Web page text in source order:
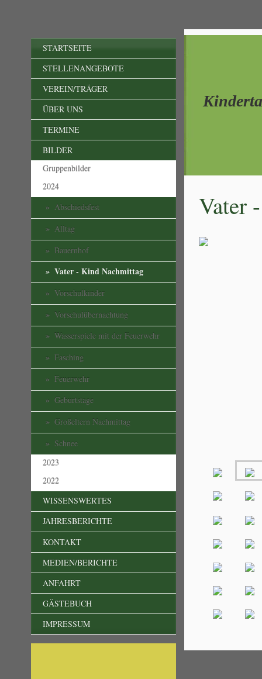
Vater
STARTSEITE
STELLENANGEBOTE
VEREIN/TRÄGER
ÜBER UNS
TERMINE
BILDER
Gruppenbilder
2024
Abschiedsfest
Alltag
Bauernhof
Vater - Kind Nachmittag
Vorschulkinder
Vorschulübernachtung
Wasserspiele mit der Feuerwehr
Fasching
Feuerwehr
Geburtstage
Großeltern Nachmittag
Schnee
2023
2022
WISSENSWERTES
JAHRESBERICHTE
KONTAKT
MEDIEN/BERICHTE
ANFAHRT
GÄSTEBUCH
IMPRESSUM